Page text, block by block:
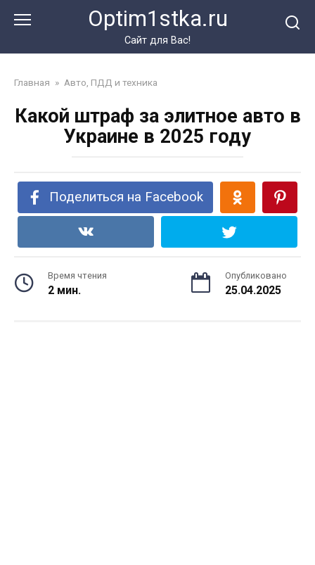
Optim1stka.ru
Сайт для Вас!
Главная » Авто, ПДД и техника
Какой штраф за элитное авто в
Украине в 2025 году
Поделиться на Facebook
Время чтения
2 мин.
Опубликовано
25.04.2025